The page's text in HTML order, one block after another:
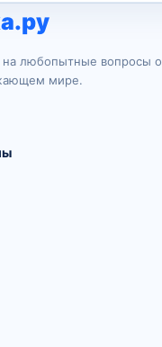
на любопытные вопросы о
мире.